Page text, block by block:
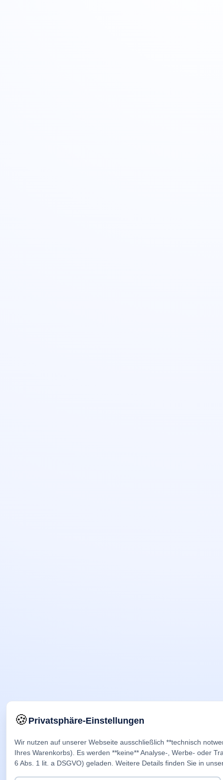
🍪Privatsphäre-Einstellungen
Wir nutzen auf unserer Webseite ausschließlich **technisch
Ihres Warenkorbs). Es werden **keine** Analyse-, Werbe- oder
6 Abs. 1 lit. a DSGVO) geladen. Weitere Details finden Sie in